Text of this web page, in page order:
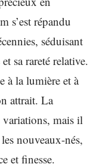
s’est répandu
séduisant
sa rareté relative.
à la lumière et à
attrait. La
variations, mais il
nouveaux-nés,
et finesse.